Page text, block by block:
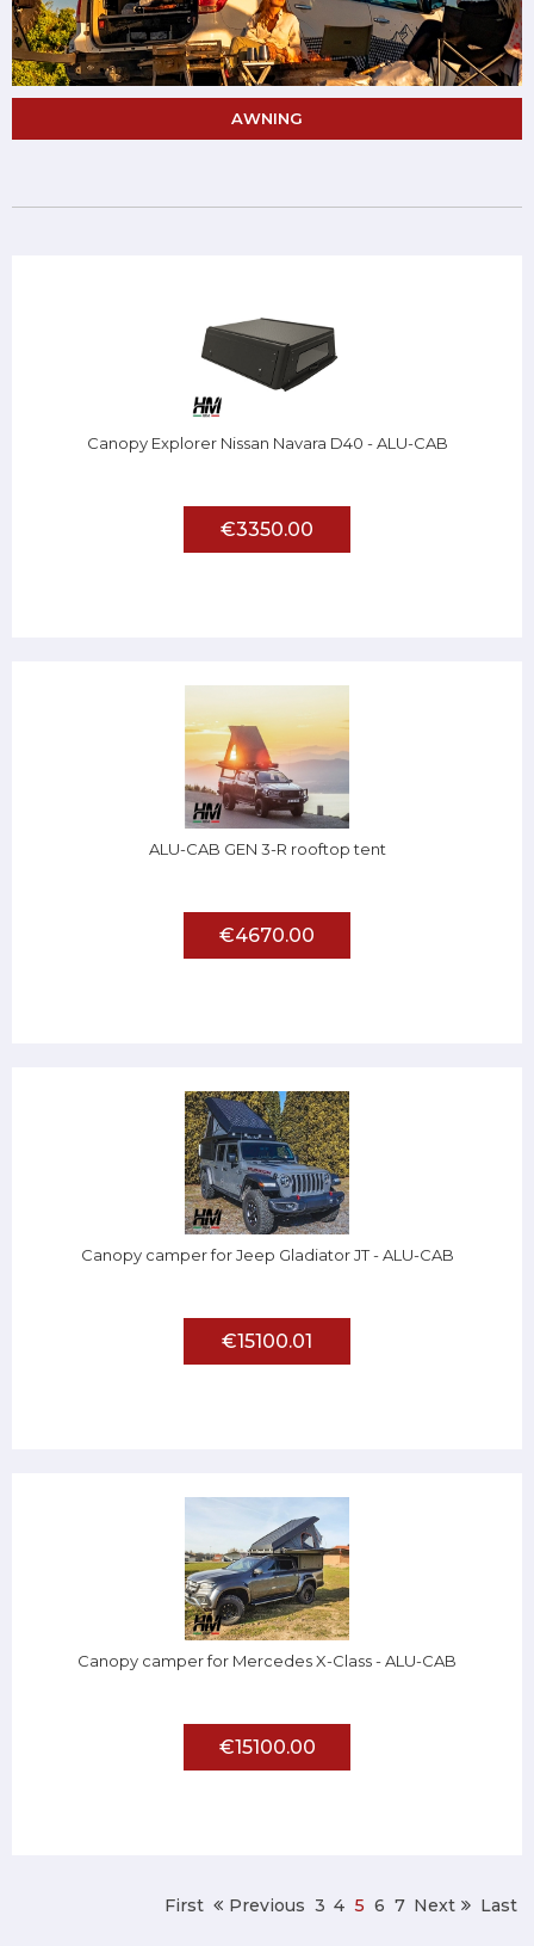
AWNING
Canopy Explorer Nissan Navara D40 - ALU-CAB
€3350.00
ALU-CAB GEN 3-R rooftop tent
€4670.00
Canopy camper for Jeep Gladiator JT - ALU-CAB
€15100.01
Canopy camper for Mercedes X-Class - ALU-CAB
€15100.00
First Previous 3 4 5 6 7 Next Last